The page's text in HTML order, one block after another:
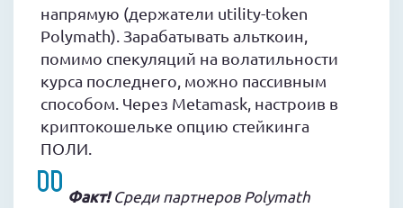
напрямую (держатели utility-token
Polymath). Зарабатывать альткоин,
помимо спекуляций на волатильности
курса последнего, можно пассивным
способом. Через Metamask, настроив в
криптокошельке опцию стейкинга
ПОЛИ.
Факт!Среди партнеров Polymath